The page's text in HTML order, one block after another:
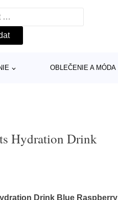
OBLEČENIE A MÓDA
Hydration Drink
Drink Blue Raspberry